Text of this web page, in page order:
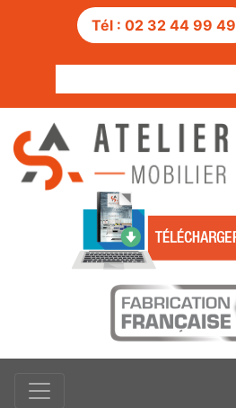
Tél : 02 32 44 99 49